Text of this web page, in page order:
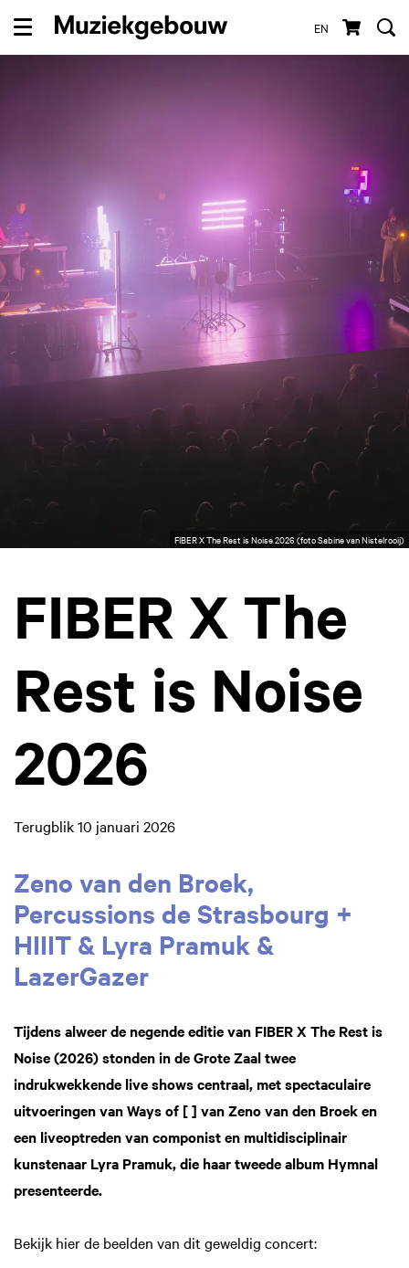
EN
Menu
FIBER X The Rest is Noise 2026 (foto Sabine van Nistelrooij)
FIBER X The
Rest is Noise
2026
Terugblik 10 januari 2026
Zeno van den Broek,
Percussions de Strasbourg +
HIIIT & Lyra Pramuk &
LazerGazer
Tijdens alweer de negende editie van FIBER X The Rest is
Noise (2026) stonden in de Grote Zaal twee
indrukwekkende live shows centraal, met spectaculaire
uitvoeringen van Ways of [ ] van Zeno van den Broek en
een liveoptreden van componist en multidisciplinair
kunstenaar Lyra Pramuk, die haar tweede album Hymnal
presenteerde.
Bekijk hier de beelden van dit geweldig concert: